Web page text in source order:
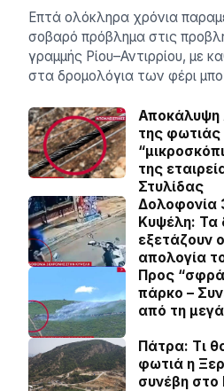
Επτά ολόκληρα χρόνια
σοβαρό πρόβλημα στις
γραμμής Ρίου–Αντιρρίου, με
στα δρομολόγια των φέρι
Αποκάλυψη
της φωτιάς
της
Στυλίδας
Δολοφονία
Κυψέλη: Τα
εξετάζουν
απολογία
Προς
πάρκο –
από τη
Πάτρα: Τι
φωτιά η
συνέβη στο